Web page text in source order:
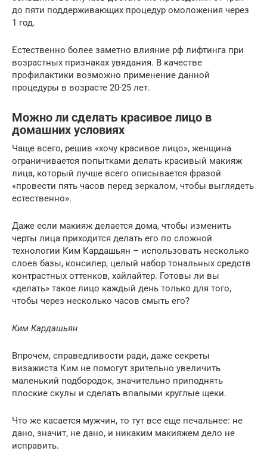
до пяти поддерживающих процедур омоложения через
1 год.
Естественно более заметно влияние рф лифтинга при
возрастных признаках увядания. В качестве
профилактики возможно применение данной
процедуры в возрасте 20-25 лет.
Можно ли сделать красивое лицо в
домашних условиях
Чаще всего, решив «хочу красивое лицо», женщина
ограничивается попытками делать красивый макияж
лица, который лучше всего описывается фразой
«провести пять часов перед зеркалом, чтобы выглядеть
естественно».
Даже если макияж делается дома, чтобы изменить
черты лица приходится делать его по сложной
технологии Ким Кардашьян – использовать несколько
слоев базы, консилер, целый набор тональных средств
контрастных оттенков, хайлайтер. Готовы ли вы
«делать» такое лицо каждый день только для того,
чтобы через несколько часов смыть его?
Ким Кардашьян
Впрочем, справедливости ради, даже секреты
визажиста Ким не помогут зрительно увеличить
маленький подбородок, значительно приподнять
плоские скулы и сделать впалыми круглые щеки.
Что же касается мужчин, то тут все еще печальнее: не
дано, значит, не дано, и никаким макияжем дело не
исправить.